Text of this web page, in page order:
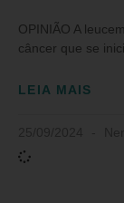
OPINIÃO A
câncer que se
LEIA MAIS